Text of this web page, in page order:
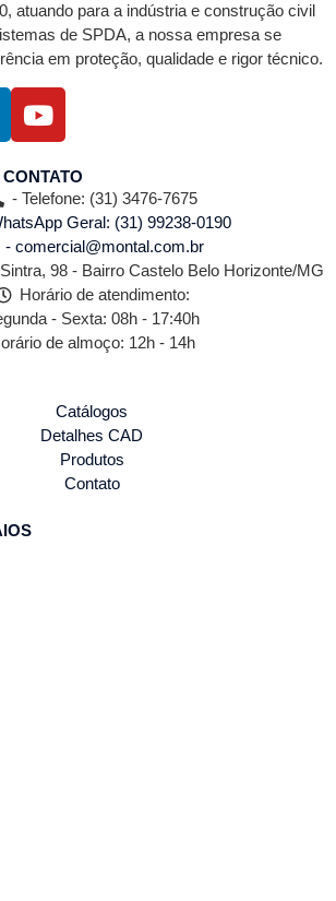
atuando para a indústria e construção civil
de SPDA, a nossa empresa se
em proteção, qualidade e rigor técnico.
- Telefone: (31) 3476-7675
Geral: (31) 99238-0190
- comercial@montal.com.br
98 - Bairro Castelo Belo Horizonte/MG
Horário de atendimento:
- Sexta: 08h - 17:40h
de almoço: 12h - 14h
Catálogos
Detalhes CAD
Produtos
Contato